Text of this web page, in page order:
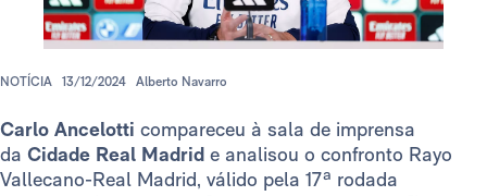
NOTÍCIA 13/12/2024 Alberto Navarro
Carlo Ancelotti compareceu à sala de imprensa
da Cidade Real Madrid e analisou o confronto Rayo
Vallecano-Real Madrid, válido pela 17ª rodada